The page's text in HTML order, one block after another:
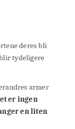
deres bli
tydeligere
armer
er ingen
en liten